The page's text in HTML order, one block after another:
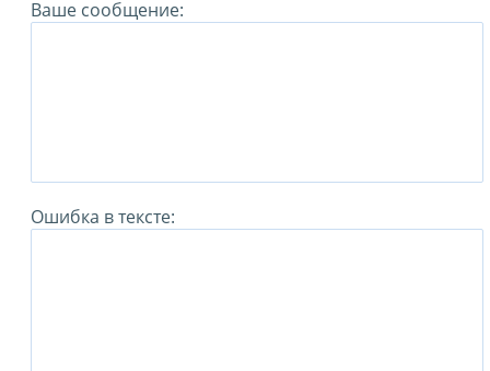
Ваше сообщение:
Ошибка в тексте: